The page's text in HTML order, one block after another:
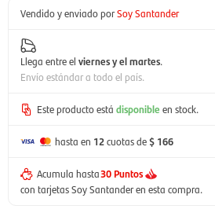
Vendido y enviado porSoy Santander
Llega entre el viernes y el martes.
Envío estándar a todo el país.
Este producto está disponible en stock.
hasta en 12cuotas de$ 166
Acumula hasta30 Puntos
con tarjetas Soy Santander en esta compra.